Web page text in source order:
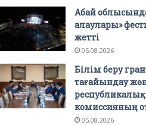
Абай
алаулары»
жетті
05.08.2026
Білім беру
тағайындау
республикалық
комиссияның
05.08.2026